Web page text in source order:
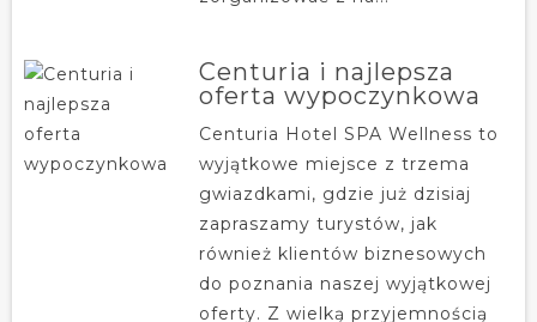
Centuria i najlepsza
oferta wypoczynkowa
Centuria Hotel SPA Wellness to
wyjątkowe miejsce z trzema
gwiazdkami, gdzie już dzisiaj
zapraszamy turystów, jak
również klientów biznesowych
do poznania naszej wyjątkowej
oferty. Z wielką przyjemnością